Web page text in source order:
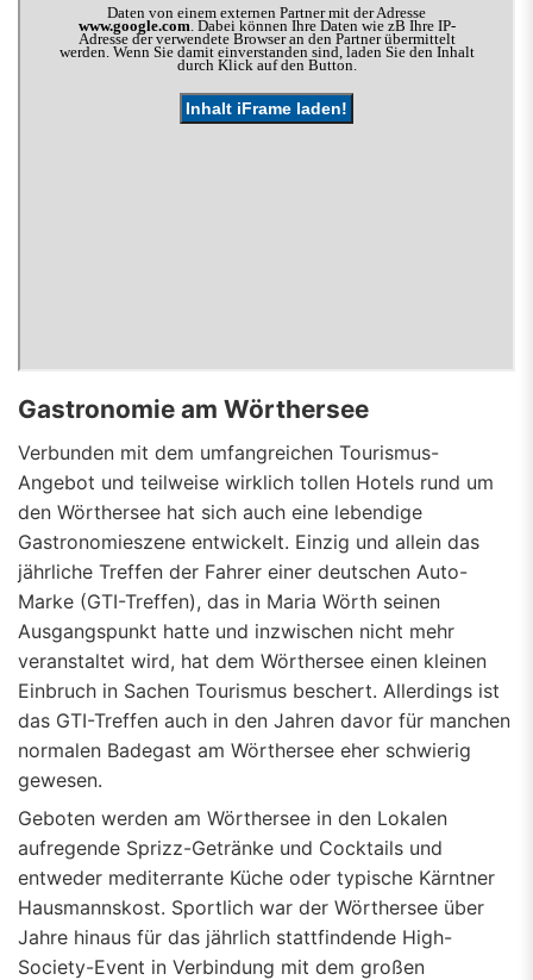
Gastronomie am Wörthersee
Verbunden mit dem umfangreichen Tourismus-
Angebot und teilweise wirklich tollen Hotels rund um
den Wörthersee hat sich auch eine lebendige
Gastronomieszene entwickelt. Einzig und allein das
jährliche Treffen der Fahrer einer deutschen Auto-
Marke (GTI-Treffen), das in Maria Wörth seinen
Ausgangspunkt hatte und inzwischen nicht mehr
veranstaltet wird, hat dem Wörthersee einen kleinen
Einbruch in Sachen Tourismus beschert. Allerdings ist
das GTI-Treffen auch in den Jahren davor für manchen
normalen Badegast am Wörthersee eher schwierig
gewesen.
Geboten werden am Wörthersee in den Lokalen
aufregende Sprizz-Getränke und Cocktails und
entweder mediterrante Küche oder typische Kärntner
Hausmannskost. Sportlich war der Wörthersee über
Jahre hinaus für das jährlich stattfindende High-
Society-Event in Verbindung mit dem großen